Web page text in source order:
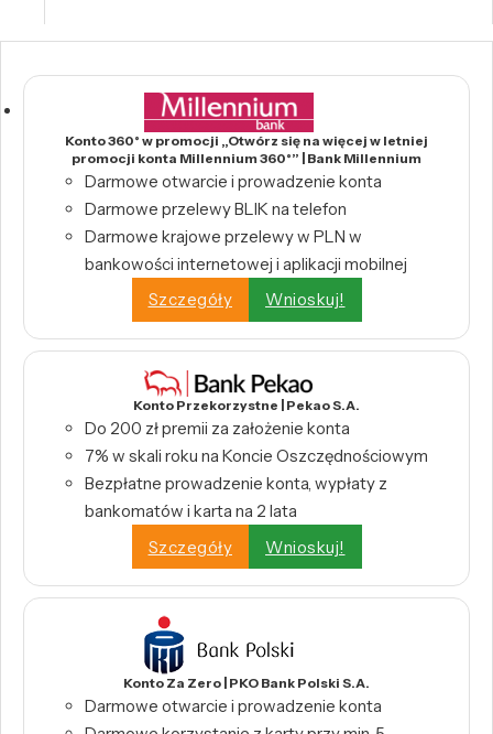
Konto 360° w promocji „Otwórz się na więcej w letniej
promocji konta Millennium 360°” | Bank Millennium
Darmowe otwarcie i prowadzenie konta
Darmowe przelewy BLIK na telefon
Darmowe krajowe przelewy w PLN w
bankowości internetowej i aplikacji mobilnej
Szczegóły
Wnioskuj!
Konto Przekorzystne | Pekao S.A.
Do 200 zł premii za założenie konta
7% w skali roku na Koncie Oszczędnościowym
Bezpłatne prowadzenie konta, wypłaty z
bankomatów i karta na 2 lata
Szczegóły
Wnioskuj!
Konto Za Zero | PKO Bank Polski S.A.
Darmowe otwarcie i prowadzenie konta